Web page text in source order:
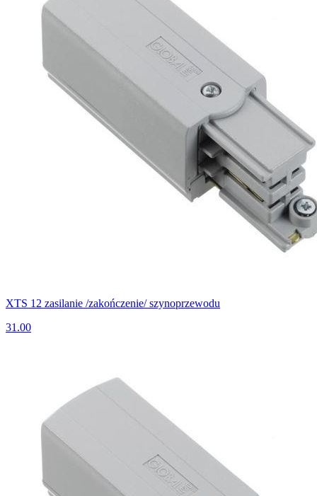
XTS 12 zasilanie /zakończenie/ szynoprzewodu
31.00